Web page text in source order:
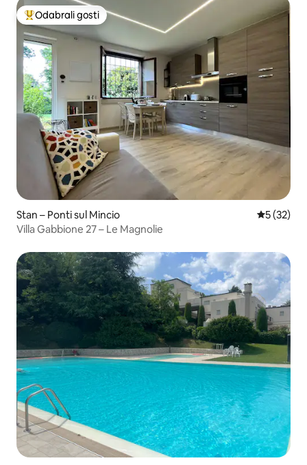
Među najviše rangiranima s oznakom „Odabrali gosti”
Odabrali gosti
Stan – Ponti sul Mincio Prosječna
5 (32)
Villa Gabbione 27 – Le Magnolie